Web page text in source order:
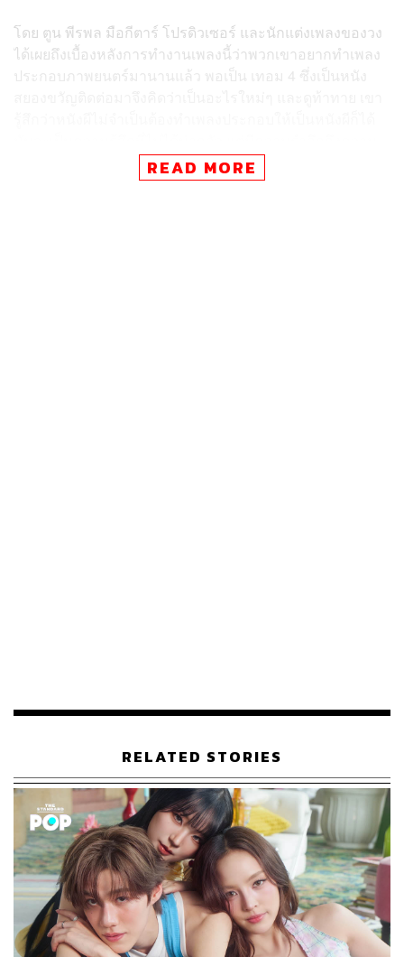
โดย ตูน พีรพล มือกีตาร์ โปรดิวเซอร์ และนักแต่งเพลงของวง
ได้เผยถึงเบื้องหลังการทำงานเพลงนี้ว่าพวกเขาอยากทำเพลง
ประกอบภาพยนตร์มานานแล้ว พอเป็น เทอม 4 ซึ่งเป็นหนัง
หลัง โหยหวน คร่ำครวญกับความรู้สึก จึงกลายเป็นคอนเซปต์
ของเพลงที่ว่า ‘การจากลาที่เจ็บปวดที่สุดคือการที่ไม่ได้ร่ำลา
209
ABOUT THE AUTHOR
ขัติยา ฤทธิรุตม์
Content Creator (Thai Culture) - THE
STANDARD POP
READ MORE
RELATED STORIES